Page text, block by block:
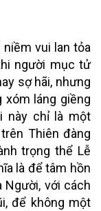
vui lan tỏa
người mục tử
sợ hãi, nhưng
xóm láng giềng
này chỉ là một
Thiên đàng
trọng thể Lễ
là để tâm hồn
với cách
để không một